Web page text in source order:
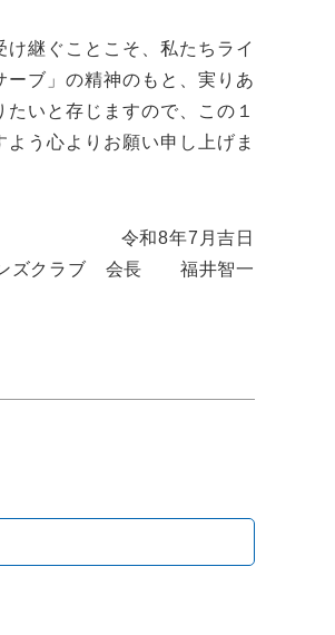
継ぐことこそ、私たちライ
ブ」の精神のもと、実りあ
いと存じますので、この１
う心よりお願い申し上げま
令和8年7月吉日
ンズクラブ 会長 福井智一